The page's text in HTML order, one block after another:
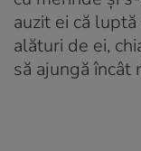
auzit ei că
alături de ei,
să ajungă